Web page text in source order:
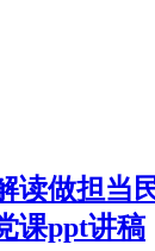
读做担当
课ppt讲稿